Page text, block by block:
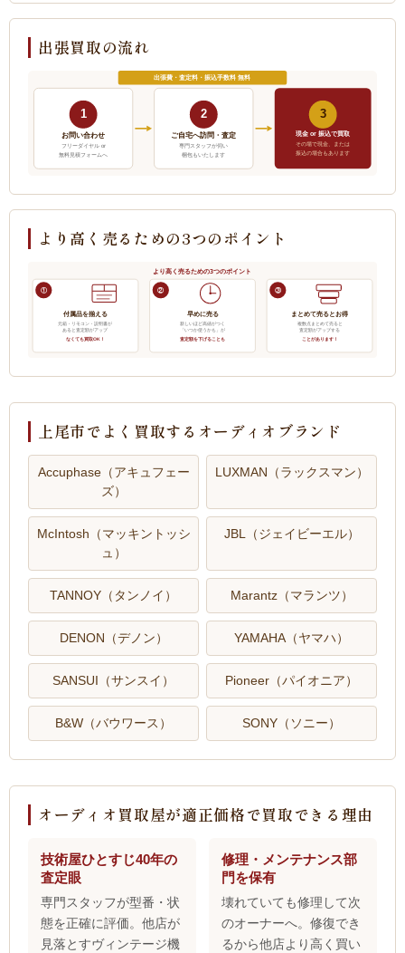
出張買取の流れ
出張費・査定料・振込手数料 無料
1
お問い合わせ
フリーダイヤル or
無料見積フォームへ
2
ご自宅へ訪問・査定
専門スタッフが伺い
梱包もいたします
3
現金 or 振込で買取
その場で現金、または
振込の場合もあります
より高く売るための3つのポイント
より高く売るための3つのポイント
①
付属品を揃える
元箱・リモコン・説明書が
あると査定額がアップ
なくても買取OK！
②
早めに売る
新しいほど高値がつく
「いつか使うかも」が
査定額を下げることも
③
まとめて売るとお得
複数点まとめて売ると
査定額がアップする
ことがあります！
上尾市でよく買取するオーディオブランド
Accuphase（アキュフェー
ズ）
LUXMAN（ラックスマン）
McIntosh（マッキントッシ
ュ）
JBL（ジェイビーエル）
TANNOY（タンノイ） Marantz（マランツ）
DENON（デノン） YAMAHA（ヤマハ）
SANSUI（サンスイ） Pioneer（パイオニア）
B&W（バウワース） SONY（ソニー）
オーディオ買取屋が適正価格で買取できる理由
技術屋ひとすじ40年の
査定眼
専門スタッフが型番・状
態を正確に評価。他店が
見落とすヴィンテージ機
修理・メンテナンス部
門を保有
壊れていても修理して次
のオーナーへ。修復でき
るから他店より高く買い